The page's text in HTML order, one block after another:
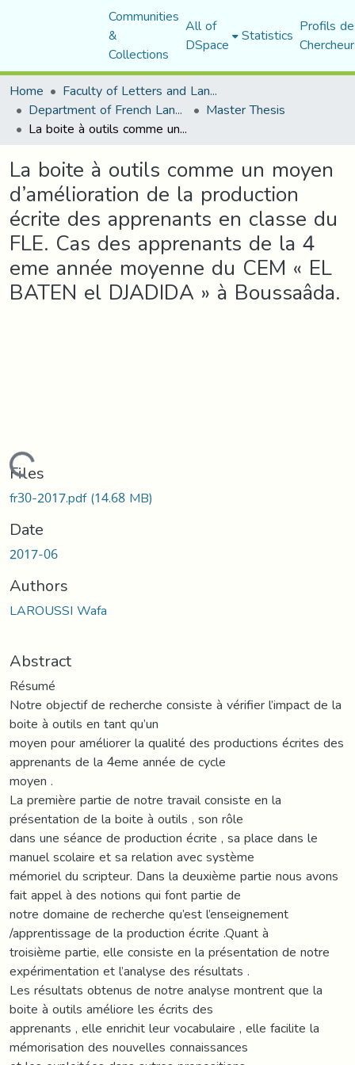
Communities
&
Collections
All of
DSpace Statistics Profils
Home
Faculty of Letters and Languages
Department of French Language and Literature Master Thesis
La boite à outils comme un moyen d’amélioration de la production écrite des apprenants en classe du FLE. Cas des apprenants de la 4 eme année moyenne du CEM « EL BATEN el DJADIDA » à Boussaâda.
La boite à outils comme un moyen
d’amélioration de la production
écrite des apprenants en classe du
FLE. Cas des apprenants de la 4
eme année moyenne du CEM « EL
BATEN el DJADIDA » à Boussaâda.
Loading...
Files
fr30-2017.pdf(14.68 MB)
Date
2017-06
Authors
LAROUSSI Wafa
Abstract
Résumé
Notre objectif de recherche consiste à vérifier l’impact de la
boite à outils en tant qu’un
moyen pour améliorer la qualité des productions écrites des
apprenants de la 4eme année de cycle
moyen .
La première partie de notre travail consiste en la
présentation de la boite à outils , son rôle
dans une séance de production écrite , sa place dans le
manuel scolaire et sa relation avec système
mémoriel du scripteur. Dans la deuxième partie nous avons
fait appel à des notions qui font partie de
notre domaine de recherche qu’est l’enseignement
/apprentissage de la production écrite .Quant à
troisième partie, elle consiste en la présentation de notre
expérimentation et l’analyse des résultats .
Les résultats obtenus de notre analyse montrent que la
boite à outils améliore les écrits des
apprenants , elle enrichit leur vocabulaire , elle facilite la
mémorisation des nouvelles connaissances